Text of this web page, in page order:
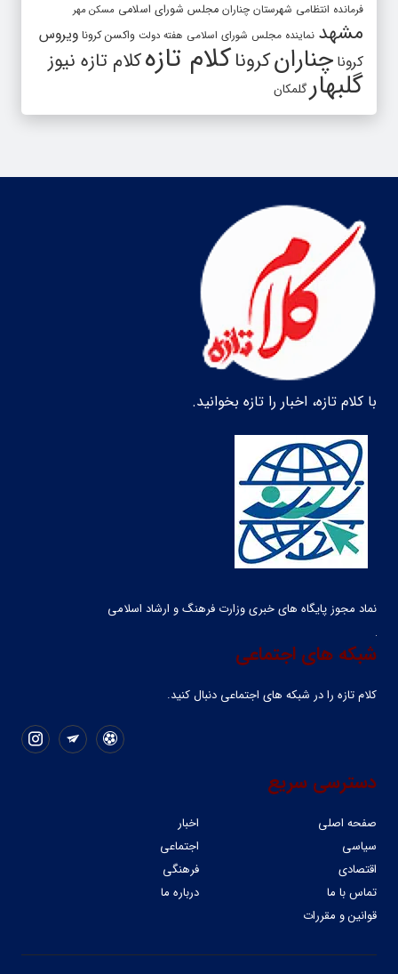
فرمانده انتظامی شهرستان چناران مجلس شورای اسلامی مسکن مهر
مشهد نماینده مجلس شورای اسلامی هفته دولت واکسن کرونا ویروس
کرونا چنارانکروناکلام تازهکلام تازه نیوز
گلبهارگلمکان
با کلام تازه، اخبار را تازه بخوانید.
نماد مجوز پایگاه های خبری وزارت فرهنگ و ارشاد اسلامی
شبکه های اجتماعی
کلام تازه را در شبکه ‌های اجتماعی دنبال کنید.
دسترسی سریع
صفحه اصلی
اخبار
سیاسی
اجتماعی
اقتصادی
فرهنگی
تماس با ما
درباره ما
قوانین و مقررات